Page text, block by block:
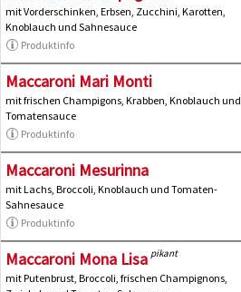
mit Vorderschinken, Erbsen, Zucchini, Karotten,
Knoblauch und Sahnesauce
Produktinfo
Maccaroni Mari Monti
mit frischen Champigons, Krabben, Knoblauch und
Tomatensauce
Produktinfo
Maccaroni Mesurinna
mit Lachs, Broccoli, Knoblauch und Tomaten-
Sahnesauce
Produktinfo
Maccaroni Mona Lisa pikant
mit Putenbrust, Broccoli, frischen Champignons,